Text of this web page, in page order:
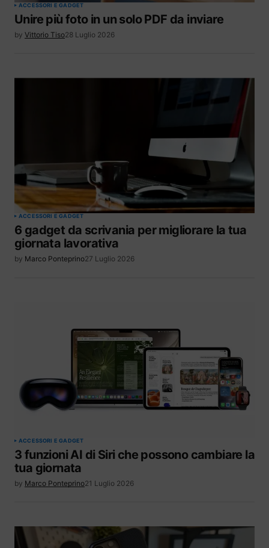
ACCESSORI E GADGET
Unire più foto in un solo PDF da inviare
by Vittorio Tiso28 Luglio 2026
ACCESSORI E GADGET
6 gadget da scrivania per migliorare la tua
giornata lavorativa
by Marco Ponteprino27 Luglio 2026
ACCESSORI E GADGET
3 funzioni AI di Siri che possono cambiare la
tua giornata
by Marco Ponteprino21 Luglio 2026